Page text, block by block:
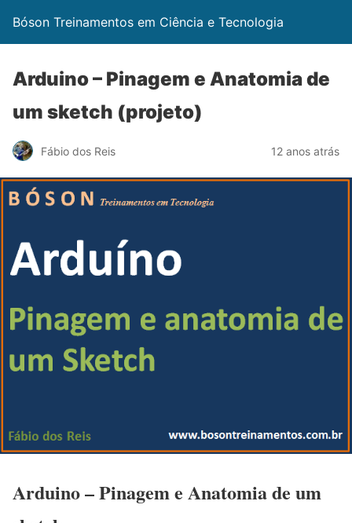
Bóson Treinamentos em Ciência e Tecnologia
Arduino – Pinagem e Anatomia de
um sketch (projeto)
Fábio dos Reis 12 anos atrás
Arduino – Pinagem e Anatomia de um